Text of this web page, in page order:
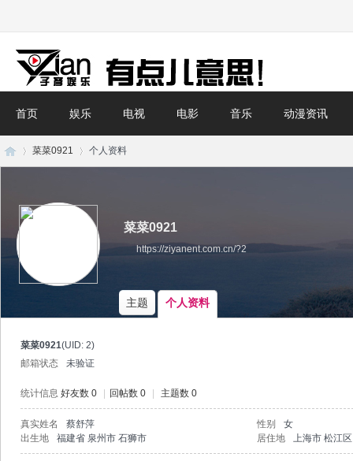
首页 娱乐 电视 电影 音乐 动漫资讯
菜菜0921 个人资料
菜菜0921
https://ziyanent.com.cn/?2
主题 个人资料
菜菜0921(UID: 2)
邮箱状态
未验证
统计信息 好友数 0 回帖数 0 主题数 0
真实姓名 蔡舒萍 性别
女
出生地
福建省 泉州市 石狮市 居住地 上海市 松江